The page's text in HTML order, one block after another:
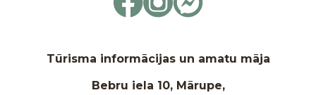
Tūrisma informācijas un amatu māja
Bebru iela 10, Mārupe,